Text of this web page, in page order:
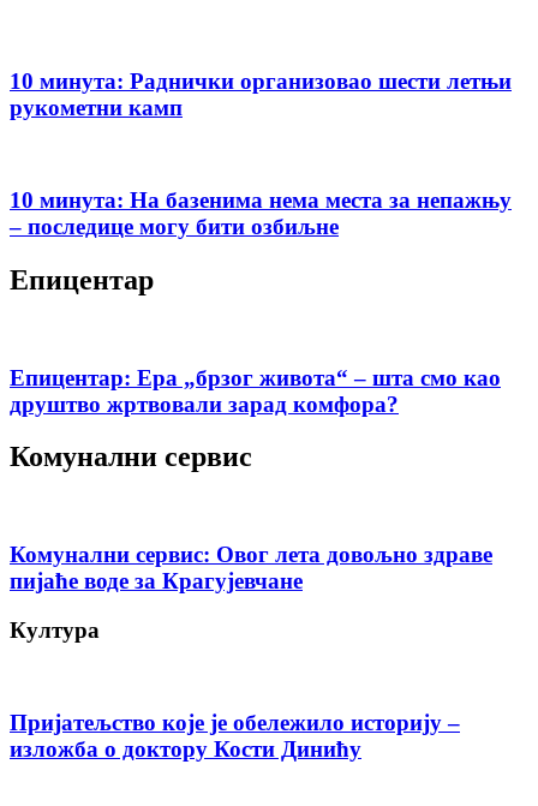
10 минута: Раднички организовао шести летњи
рукометни камп
10 минута: На базенима нема места за непажњу
– последице могу бити озбиљне
Епицентар
Епицентар: Ера „брзог живота“ – шта смо као
друштво жртвовали зарад комфора?
Комунални сервис
Комунални сервис: Овог лета довољно здраве
пијаће воде за Крагујевчане
Култура
Пријатељство које је обележило историју –
изложба о доктору Кости Динићу